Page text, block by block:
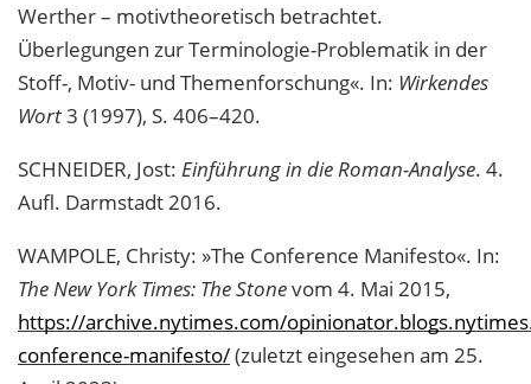
Werther – motivtheoretisch betrachtet.
Überlegungen zur Terminologie-Problematik in der
Stoff-, Motiv- und Themenforschung«. In: Wirkendes
Wort3 (1997), S. 406–420.
SCHNEIDER, Jost: Einführung in die Roman-Analyse. 4.
Aufl. Darmstadt 2016.
WAMPOLE, Christy: »The Conference Manifesto«. In:
The New York Times: The Stonevom 4. Mai 2015,
https://archive.nytimes.com/
conference-manifesto/(zuletzt eingesehen am 25.